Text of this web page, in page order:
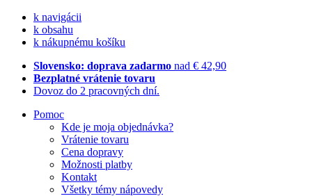
k navigácii
k obsahu
k nákupnému košíku
Slovensko: doprava zadarmo nad € 42,90
Bezplatné vrátenie tovaru
Dovoz do 2 pracovných dní.
Pomoc
Kde je moja objednávka?
Vrátenie tovaru
Cena dopravy
Možnosti platby
Kontakt
Všetky témy nápovedy